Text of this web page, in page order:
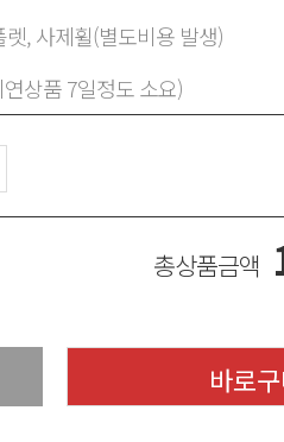
, 사제휠(별도비용 발생)
상품 7일정도 소요)
총상품금액